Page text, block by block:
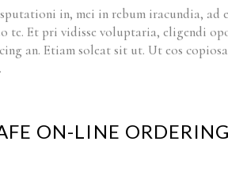
in, mei in rebum iracundia, ad
te. Et pri vidisse voluptaria, eligendi
an. Etiam soleat sit ut. Ut eos
ON-LINE